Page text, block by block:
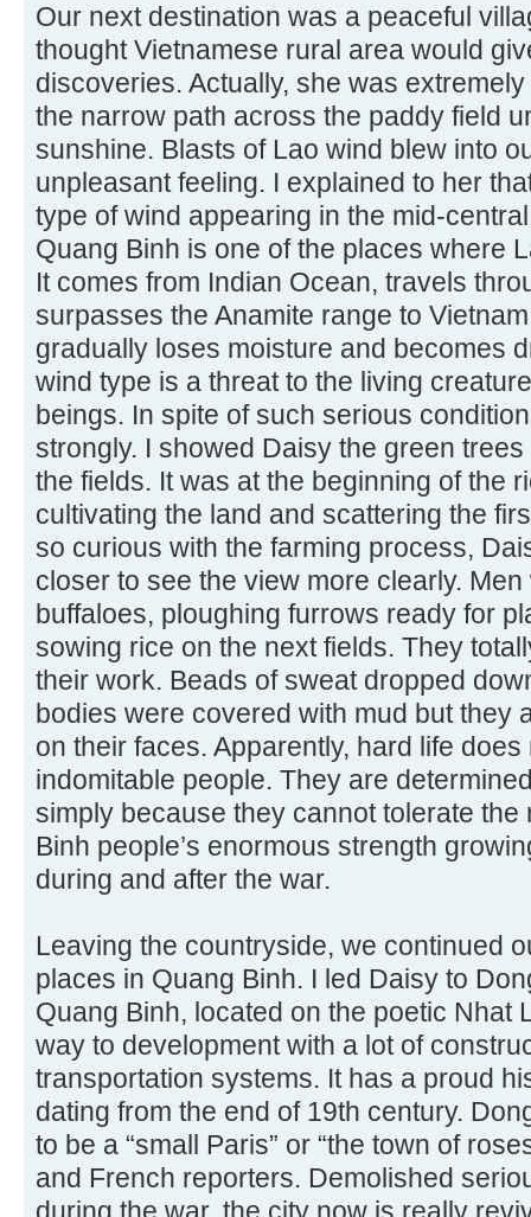
Our next destination was a peaceful
thought Vietnamese rural area would
discoveries. Actually, she was
the narrow path across the paddy field
sunshine. Blasts of Lao wind blew into
unpleasant feeling. I explained to her
type of wind appearing in the mid-
Quang Binh is one of the places where
It comes from Indian Ocean, travels
surpasses the Anamite range to
gradually loses moisture and becomes
wind type is a threat to the living
beings. In spite of such serious
strongly. I showed Daisy the green
the fields. It was at the beginning of the
cultivating the land and scattering the
so curious with the farming process,
closer to see the view more clearly.
buffaloes, ploughing furrows ready for
sowing rice on the next fields. They
their work. Beads of sweat dropped
bodies were covered with mud but they
on their faces. Apparently, hard life
indomitable people. They are
simply because they cannot tolerate the
Binh people’s enormous strength
during and after the war.
Leaving the countryside, we continued
places in Quang Binh. I led Daisy to
Quang Binh, located on the poetic Nhat
way to development with a lot of
transportation systems. It has a proud
dating from the end of 19th century.
to be a “small Paris” or “the town of
and French reporters. Demolished